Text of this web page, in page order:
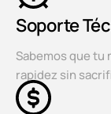
Soporte
Sabemos que tu
rapidez sin